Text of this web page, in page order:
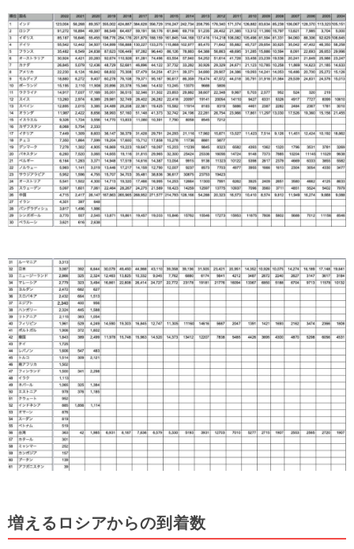
増えるロシアからの到着数